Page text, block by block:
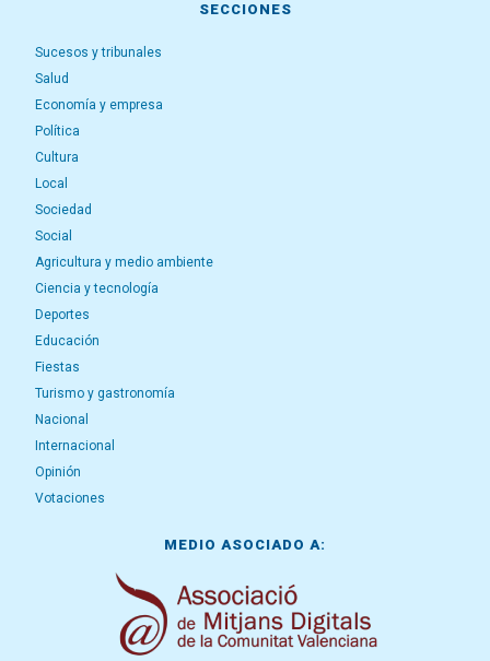
SECCIONES
Sucesos y tribunales
Salud
Economía y empresa
Política
Cultura
Local
Sociedad
Social
Agricultura y medio ambiente
Ciencia y tecnología
Deportes
Educación
Fiestas
Turismo y gastronomía
Nacional
Internacional
Opinión
Votaciones
MEDIO ASOCIADO A: